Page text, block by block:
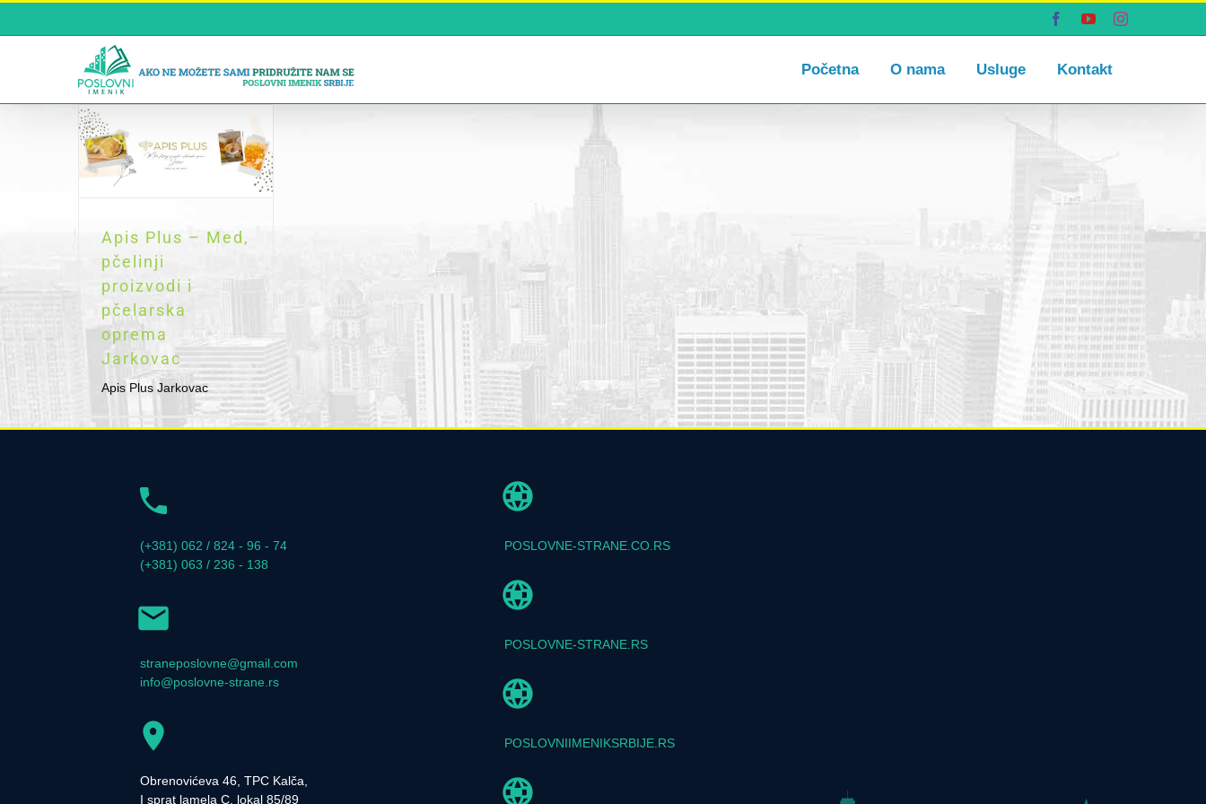
FacebookYouTubeInstagram
Početna O nama Usluge Kontakt
Apis Plus – Med,
pčelinji
proizvodi i
pčelarska
oprema
Jarkovac
Apis Plus Jarkovac
(+381) 062 / 824 - 96 - 74
(+381) 063 / 236 - 138
straneposlovne@gmail.com
info@poslovne-strane.rs
Obrenovićeva 46, TPC Kalča,
I sprat lamela C, lokal 85/89
POSLOVNE-STRANE.CO.RS
POSLOVNE-STRANE.RS
POSLOVNIIMENIKSRBIJE.RS